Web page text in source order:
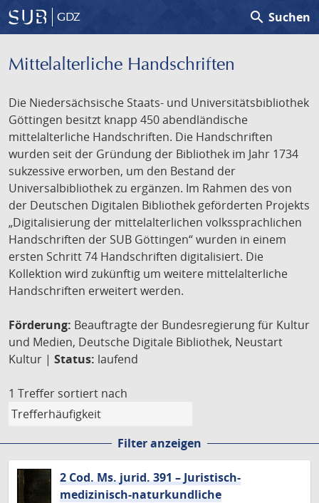
GDZ search Suchen
Mittelalterliche Handschriften
Die Niedersächsische Staats- und Universitätsbibliothek
Göttingen besitzt knapp 450 abendländische
mittelalterliche Handschriften. Die Handschriften
wurden seit der Gründung der Bibliothek im Jahr 1734
sukzessive erworben, um den Bestand der
Universalbibliothek zu ergänzen. Im Rahmen des von
der Deutschen Digitalen Bibliothek geförderten Projekts
„Digitalisierung der mittelalterlichen volkssprachlichen
Handschriften der SUB Göttingen“ wurden in einem
ersten Schritt 74 Handschriften digitalisiert. Die
Kollektion wird zukünftig um weitere mittelalterliche
Handschriften erweitert werden.
Förderung: Beauftragte der Bundesregierung für Kultur
und Medien, Deutsche Digitale Bibliothek, Neustart
Kultur | Status: laufend
1 Treffer sortiert nach
Filter anzeigen
2 Cod. Ms. jurid. 391 – Juristisch-
medizinisch-naturkundliche